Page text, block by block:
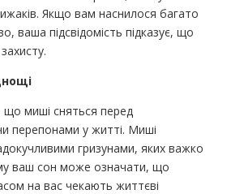
Якщо вам наснилося багато
ваша підсвідомість підказує, що
миші сняться перед
перепонами у житті. Миші
гризунами, яких важко
ваш сон може означати, що
на вас чекають життєві